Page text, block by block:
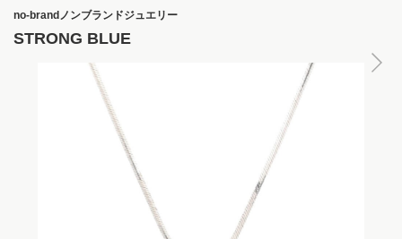
no-brand ノンブランドジュエリー
STRONG BLUE